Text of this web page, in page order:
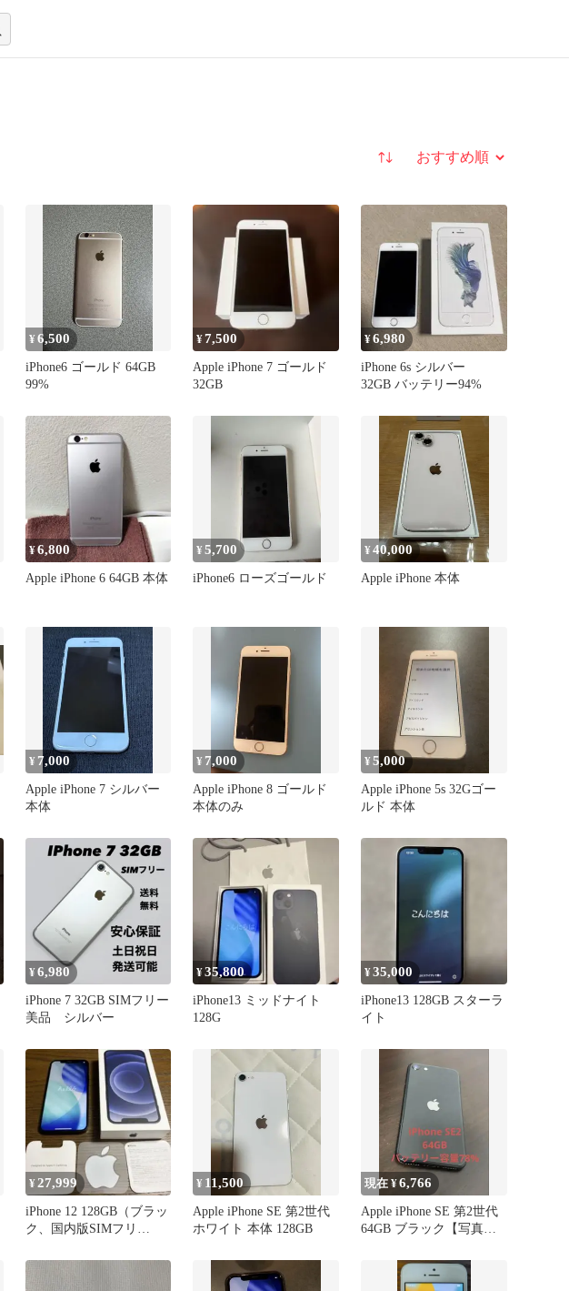
並び替え
¥6,500
iPhone6 ゴールド 64GB
99%
¥7,500
Apple iPhone 7 ゴールド
32GB
¥6,980
iPhone 6s シルバー
32GB バッテリー94%
¥6,800
Apple iPhone 6 64GB 本体
¥5,700
iPhone6 ローズゴールド
¥40,000
Apple iPhone 本体
¥ 7,000
Apple iPhone 7 シルバー
本体
¥ 7,000
Apple iPhone 8 ゴールド
本体のみ
¥5,000
Apple iPhone 5s 32Gゴー
ルド 本体
¥6,980
iPhone 7 32GB SIMフリー
美品 シルバー
¥35,800
iPhone13 ミッドナイト
128G
¥35,000
iPhone13 128GB スターラ
イト
¥27,999
iPhone 12 128GB（ブラッ
ク、国内版SIMフリ
¥ 11,500
Apple iPhone SE 第2世代
ホワイト 本体 128GB
現在 ¥6,766
Apple iPhone SE 第2世代
64GB ブラック【写真・